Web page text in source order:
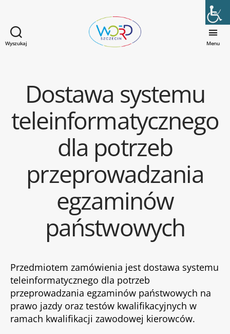
Wyszukaj Menu
Kategorie
Dostawa systemu
teleinformatycznego
dla potrzeb
przeprowadzania
egzaminów
państwowych
Przedmiotem zamówienia jest dostawa systemu
teleinformatycznego dla potrzeb
przeprowadzania egzaminów państwowych na
prawo jazdy oraz testów kwalifikacyjnych w
ramach kwalifikacji zawodowej kierowców.